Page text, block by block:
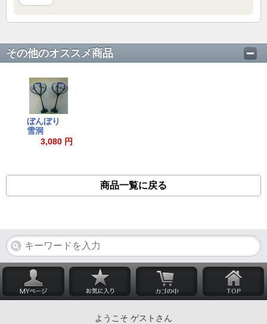
その他のオススメ商品
ぼんぼり
雪洞
3,080 円
商品一覧に戻る
ようこそ ゲストさん